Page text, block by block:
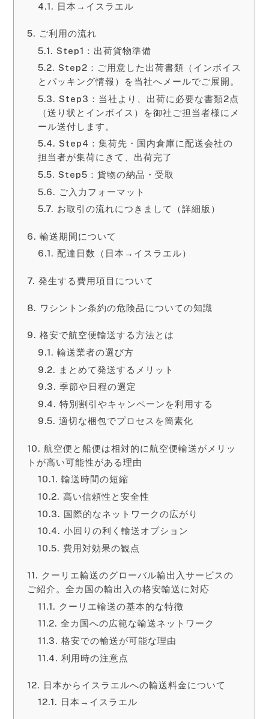
日本→イスラエル
ご利用の流れ
Step1：出荷貨物準備
Step2：ご用意した出荷書類（インボイス
とパッキング情報）を当社へメールでご展開。
Step3：当社より、出荷に必要な書類2点
（送り状とインボイス）を御社ご担当者様にメ
ール送付します。
Step4：集荷先・国内倉庫に配送会社の
担当者が集荷にきて、出荷完了
Step5：貨物の納品・受取
ご入力フォーマット
お取引の流れにつきまして（詳細版）
輸送期間について
配達日数（日本→イスラエル）
発生する費用項目について
ワシントン条約の危険品についての知識
格安で航空便輸送する方法とは
輸送業者の選び方
まとめて発送するメリット
季節や日程の選定
特別割引やキャンペーンを利用する
適切な梱包でプロセスを簡素化
航空便と船便は相対的に航空便輸送がメリッ
トが高い可能性がある理由
輸送時間の短縮
高い信頼性と安全性
国際的なネットワークの広がり
小回りの利く輸送オプション
費用対効果の観点
クーリエ輸送のグローバル輸出入サービスの
ご紹介。全カ国の輸出入の格安輸送に対応
クーリエ輸送の基本的な特徴
全カ国への広範な輸送ネットワーク
格安での輸送が可能な理由
利用時の注意点
日本からイスラエルへの輸送料金について
日本→イスラエル